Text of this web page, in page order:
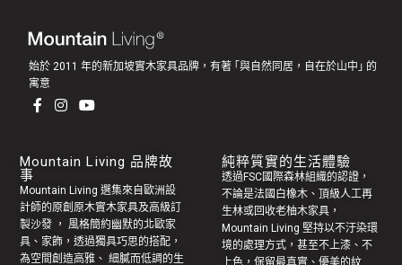
始於 2011 年的新加坡實木家具品牌，有著 ｢與自然同居，自在於山中｣ 的
寓意
Mountain Living 品牌故
事
Mountain Living 選集來自歐洲設
計師的原創 原木實木家具及高級訂
製沙發 ， 風格簡約幽默的北歐家
具 、家飾，透過獨具巧思的搭配，
為空間創造高雅、 細膩而低調的生
純粹質實的生活體驗
透過FSC國際森林組織的認證，
不論是法國白橡木、頂級人工再
生林或回收老柚木家具 ，
Mountain Living 堅持以不汙染環
境的處理方式，甚至不上漆、不
上色，保留最真實、優美的紋